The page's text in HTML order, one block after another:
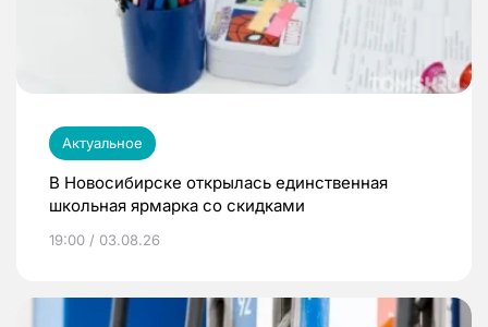
Актуальное
В Новосибирске открылась единственная
школьная ярмарка со скидками
19:00 / 03.08.26